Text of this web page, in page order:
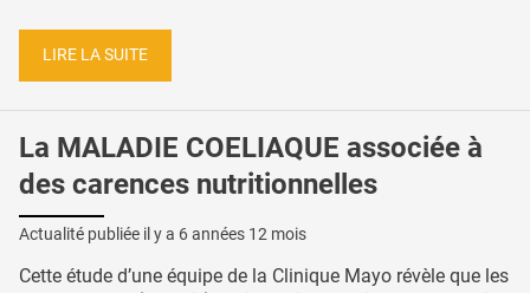
LIRE LA SUITE
La MALADIE COELIAQUE associée à
des carences nutritionnelles
Actualité publiée il y a 6 années 12 mois
Cette étude d’une équipe de la Clinique Mayo révèle que les